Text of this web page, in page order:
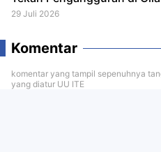
29 Juli 2026
Komentar
komentar yang tampil sepenuhnya
yang diatur UU ITE